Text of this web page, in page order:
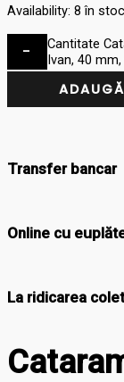
Availability: 8 în stoc
-
Cantitate
Ivan, 40
Transfer bancar
Online cu
La ridicarea